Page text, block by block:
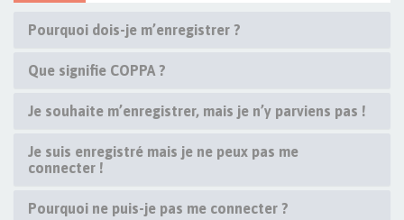
Pourquoi dois-je m’enregistrer ?
Que signifie COPPA ?
Je souhaite m’enregistrer, mais je n’y parviens pas !
Je suis enregistré mais je ne peux pas me
connecter !
Pourquoi ne puis-je pas me connecter ?